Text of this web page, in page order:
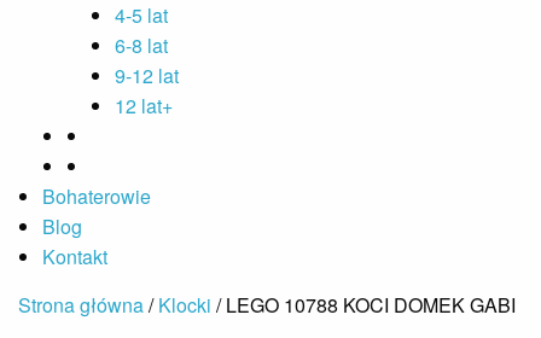
4-5 lat
6-8 lat
9-12 lat
12 lat+
Bohaterowie
Blog
Kontakt
Strona główna/Klocki / LEGO 10788 KOCI DOMEK GABI